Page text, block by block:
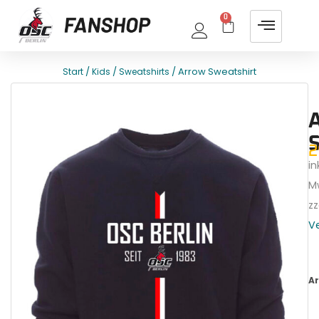
0
Start /Kids /Sweatshirts / Arrow Sweatshirt